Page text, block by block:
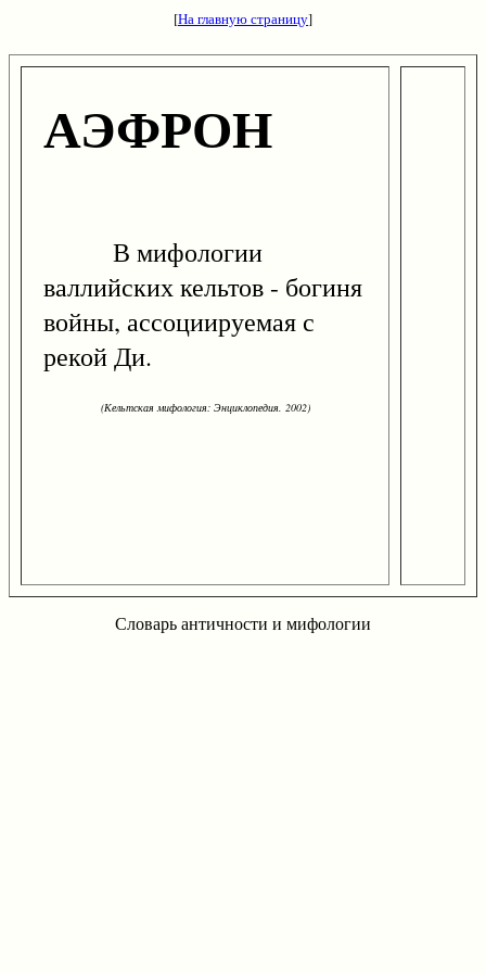
[На главную страницу]
АЭФРОН
В мифологии
валлийских кельтов - богиня
войны, ассоциируемая с
рекой Ди.
(Кельтская мифология: Энциклопедия. 2002)
Словарь античности и мифологии